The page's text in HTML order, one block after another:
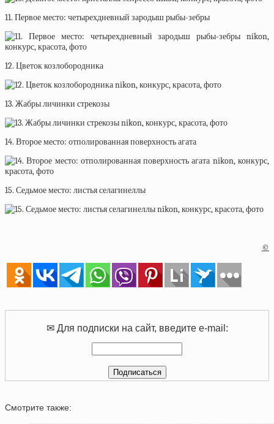
11. Первое место: четырехдневный зародыш рыбы-зебры
12. Цветок козлобородника
13. Жабры личинки стрекозы
14. Второе место: отполированная поверхность агата
15. Седьмое место: листья селагинеллы
©
✉ Для подписки на сайт, введите e-mail:
Смотрите также: